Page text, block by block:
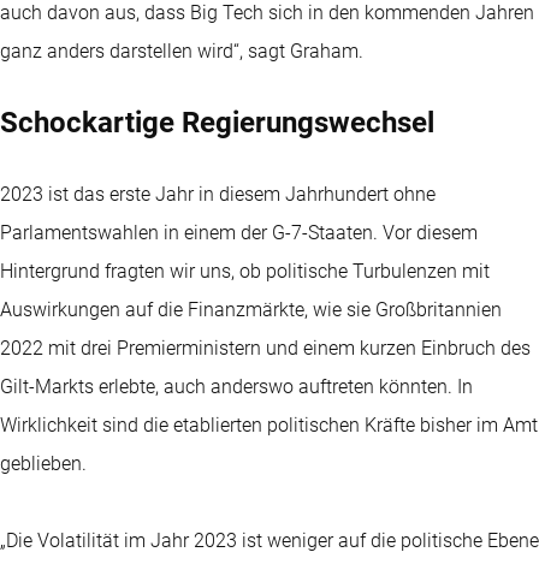
auch davon aus, dass Big Tech sich in den kommenden Jahren
ganz anders darstellen wird“, sagt Graham.
Schockartige Regierungswechsel
2023 ist das erste Jahr in diesem Jahrhundert ohne
Parlamentswahlen in einem der G-7-Staaten. Vor diesem
Hintergrund fragten wir uns, ob politische Turbulenzen mit
Auswirkungen auf die Finanzmärkte, wie sie Großbritannien
2022 mit drei Premierministern und einem kurzen Einbruch des
Gilt-Markts erlebte, auch anderswo auftreten könnten. In
Wirklichkeit sind die etablierten politischen Kräfte bisher im Amt
geblieben.
„Die Volatilität im Jahr 2023 ist weniger auf die politische Ebene